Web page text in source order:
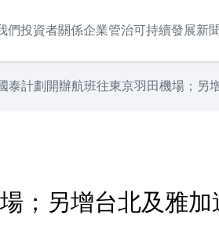
們投資者關係企業管治可持續發展新
泰計劃開辦航班往東京羽田機場；另
；另增台北及雅加